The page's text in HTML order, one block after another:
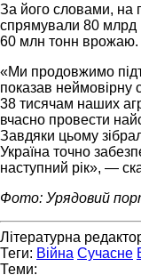
За його словами, на
спрямували 80 млрд
60 млн тонн врожаю.
«Ми продовжимо
показав неймовірну
38 тисячам наших
вчасно провести
Завдяки цьому
Україна точно
наступний рік», —
Фото: Урядовий
Літературна
Теги: Війна Сучасне
Теми: